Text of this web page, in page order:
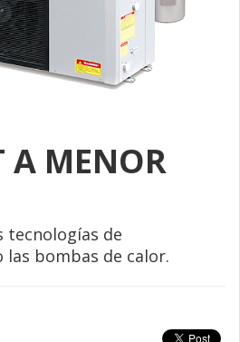
A MENOR
tecnologías de
bombas de calor.